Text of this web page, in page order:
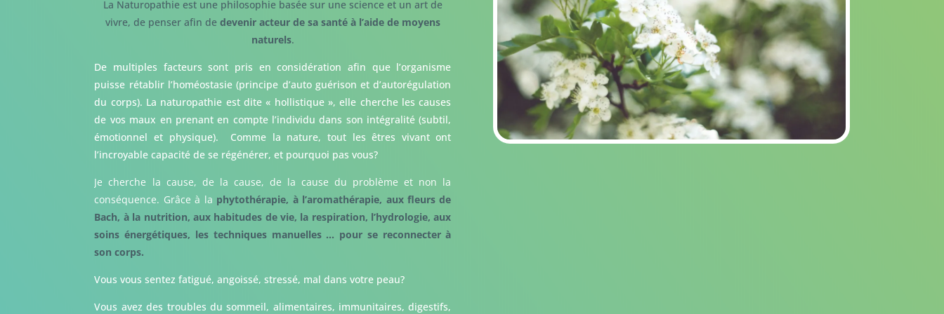
La Naturopathie est une philosophie basée sur une science et un art de
vivre, de penser afin de devenir acteur de sa santé à l’aide de moyens
naturels.
De multiples facteurs sont pris en considération afin que l’organisme
puisse rétablir l’homéostasie (principe d’auto guérison et d’autorégulation
du corps). La naturopathie est dite « hollistique », elle cherche les causes
de vos maux en prenant en compte l’individu dans son intégralité (subtil,
émotionnel et physique). Comme la nature, tout les êtres vivant ont
l’incroyable capacité de se régénérer, et pourquoi pas vous?
Je cherche la cause, de la cause, de la cause du problème et non la
conséquence. Grâce à la phytothérapie, à l’aromathérapie, aux fleurs de
Bach, à la nutrition, aux habitudes de vie, la respiration, l’hydrologie, aux
soins énergétiques, les techniques manuelles … pour se reconnecter à
son corps.
Vous vous sentez fatigué, angoissé, stressé, mal dans votre peau?
Vous avez des troubles du sommeil, alimentaires, immunitaires, digestifs,